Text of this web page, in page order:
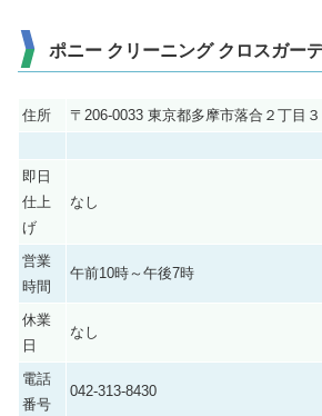
ポニー クリーニング クロスガー
住所 〒206-0033 東京都多摩市落合２丁目３
即日
仕上
げ
なし
営業
時間
午前10時～午後7時
休業
日
なし
電話
番号
042-313-8430